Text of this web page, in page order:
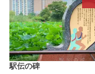
駅伝の碑